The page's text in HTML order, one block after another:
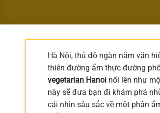
Hà Nội, thủ đô ngàn năm văn
thiên đường ẩm thực đường
vegetarian Hanoi nổi lên như
này sẽ đưa bạn đi khám phá
cái nhìn sâu sắc về một phần